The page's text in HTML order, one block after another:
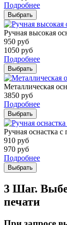
Подробнее
Выбрать
Ручная высокая
950 руб
1050 руб
Подробнее
Выбрать
Металлическая
3850 руб
Подробнее
Выбрать
Ручная оснастка
910 руб
970 руб
Подробнее
Выбрать
3 Шаг.
печати